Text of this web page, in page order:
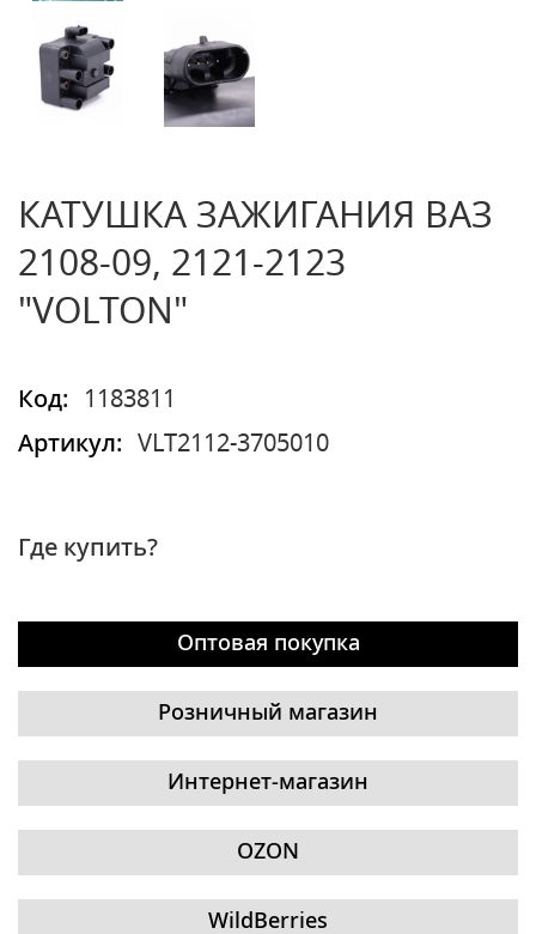
КАТУШКА ЗАЖИГАНИЯ ВАЗ
2108-09, 2121-2123
"VOLTON"
Код:
1183811
Артикул:
VLT2112-3705010
Где купить?
Оптовая покупка
Розничный магазин
Интернет-магазин
OZON
WildBerries